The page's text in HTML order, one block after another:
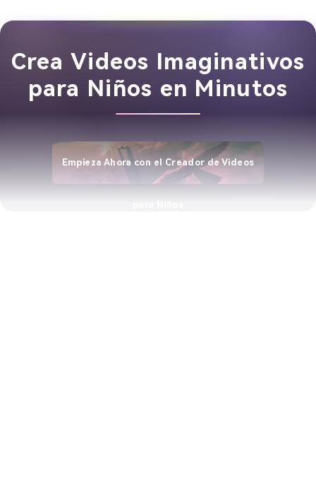
Crea Videos Imaginativos
para Niños en Minutos
Empieza Ahora con el Creador de Videos